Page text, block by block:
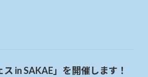
in SAKAE」を開催します！